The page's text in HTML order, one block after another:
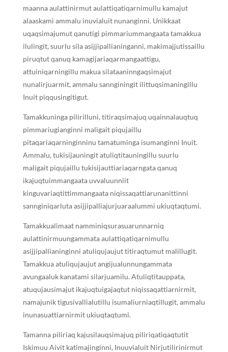
maanna aulattinirmut aulattiqatiqarnimullu kamajut
alaaskami ammalu inuvialuit nunanginni. Unikkaat
uqaqsimajumut qanutigi pimmariummangaata tamakkua
ilulingit, suurlu sila asijjipallianinganni, makimajjutissaillu
piruqtut qanuq kamagijariaqarmangaattigu,
attuiniqarningillu makua silataaninngaqsimajut
nunalirjuarmit, ammalu sannginingit ilittuqsimaningillu
Inuit piqqusingitigut.
Tamakkuninga pilirilluni, titiraqsimajuq uqainnalauqtuq
pimmariugianginni maligait piqujaillu
pitaqariaqarninginninu tamatuminga isumanginni Inuit.
Ammalu, tukisijauningit atuliqtitauningillu suurlu
maligait piqujaillu tukisijauttiariaqarngata qanuq
ikajuqtuimmangaata uvvaluunniit
kinguvariaqtittimmangaata niqissaqattiarunanittinni
sannginiqarluta asijjipalliajurjuaraalummi ukiuqtaqtumi.
Tamakkualimaat namminiqsurasuarunnarniq
aulattinirmuungammata aulattiqatiqarnimullu
asijjipallianinginni atuliqujaujut titiraqtumut malillugit.
Tamakkua atuliqujaujut angijualunnungammata
avungaaluk kanatami silarjuamilu. Atuliqtitauppata,
atuqujausimajut ikajuqtuigajaqtut niqissaqattiarnirmit,
namajunik tigusivallialutillu isumaliurniaqtillugit, ammalu
inunasuattiarnirmit ukiuqtaqtumi.
Tamanna piliriaq kajusilauqsimajuq piliriqatiqaqtutit
Iskimuu Aivit katimajinginni, Inuuvialuit Nirjutilirinirmut